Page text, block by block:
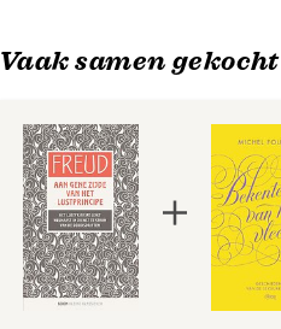
Vaak samen gekocht